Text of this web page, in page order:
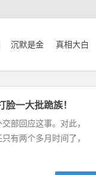
沉默是金 真相大白
一大批跪族！
部回应这事。对此，
有两个多月时间了，